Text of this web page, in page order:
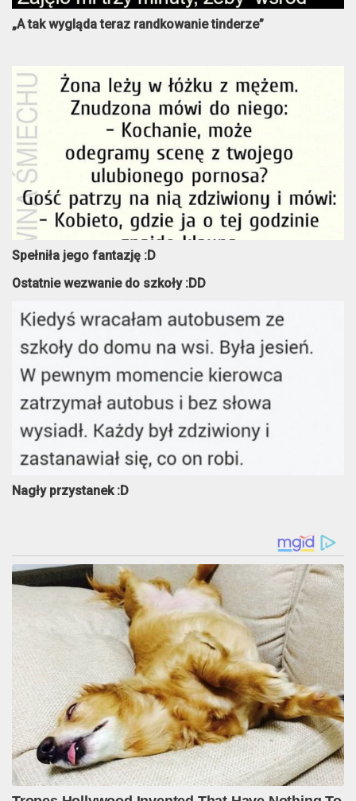
„A tak wygląda teraz randkowanie tinderze”
Spełniła jego fantazję :D
Ostatnie wezwanie do szkoły :DD
Nagły przystanek :D